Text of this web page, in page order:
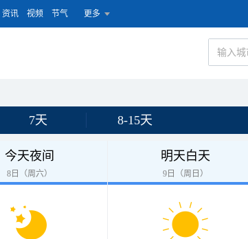
资讯 视频 节气 更多
7天 8-15天
今天夜间
8日（周六）
明天白天
9日（周日）